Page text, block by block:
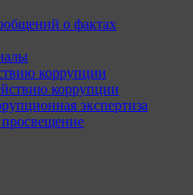
о фактах
коррупции
коррупции
экспертиза